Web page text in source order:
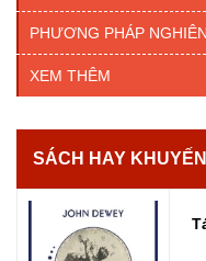
PHƯƠNG PHÁP
XEM THÊM
SÁCH HAY